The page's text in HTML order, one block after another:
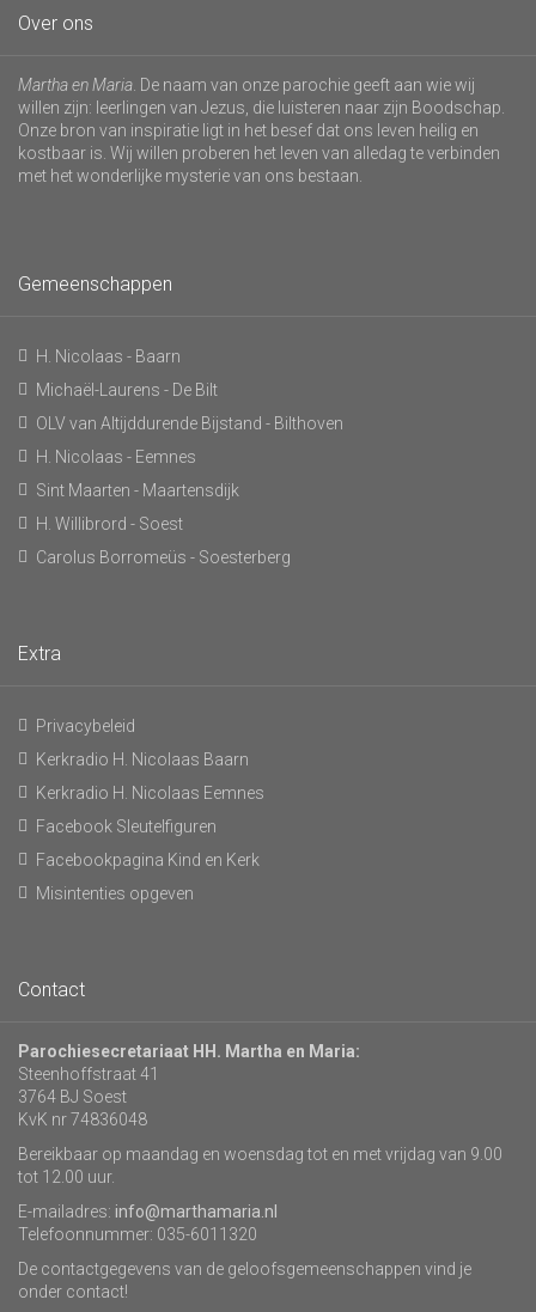
Over ons
Martha en Maria . De naam van onze parochie geeft aan wie wij
willen zijn: leerlingen van Jezus, die luisteren naar zijn Boodschap.
Onze bron van inspiratie ligt in het besef dat ons leven heilig en
kostbaar is. Wij willen proberen het leven van alledag te verbinden
met het wonderlijke mysterie van ons bestaan.
Gemeenschappen
H. Nicolaas - Baarn
Michaël-Laurens - De Bilt
OLV van Altijddurende Bijstand - Bilthoven
H. Nicolaas - Eemnes
Sint Maarten - Maartensdijk
H. Willibrord - Soest
Carolus Borromeüs - Soesterberg
Extra
Privacybeleid
Kerkradio H. Nicolaas Baarn
Kerkradio H. Nicolaas Eemnes
Facebook Sleutelfiguren
Facebookpagina Kind en Kerk
Misintenties opgeven
Contact
Parochiesecretariaat HH. Martha en Maria:
Steenhoffstraat 41
3764 BJ Soest
KvK nr 74836048
Bereikbaar op maandag en woensdag tot en met vrijdag van 9.00
tot 12.00 uur.
E-mailadres: info@marthamaria.nl
Telefoonnummer: 035-6011320
De contactgegevens van de geloofsgemeenschappen vind je
onder contact!